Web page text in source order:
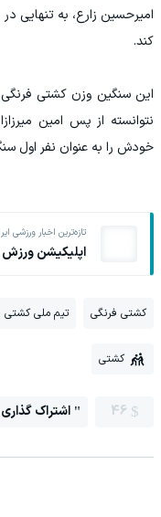
امیرحسین زارع، به تنهایی
کند.
این سنگین وزن کشتی
نتوانسته از پس امین
خودش را به عنوان نفر اول
تازه‌ترین اخبار ورزشی
اپلیکیشن
کشتی فرنگی تیم ملی کشتی
کشتی
46 اشتراک گذاری